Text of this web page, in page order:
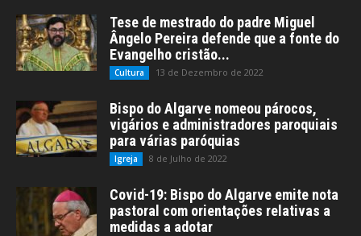
Tese de mestrado do padre Miguel
Ângelo Pereira defende que a fonte do
Evangelho cristão...
Cultura 13 de Dezembro de 2022
Bispo do Algarve nomeou párocos,
vigários e administradores paroquiais
para várias paróquias
Igreja 8 de Julho de 2022
Covid-19: Bispo do Algarve emite nota
pastoral com orientações relativas a
medidas a adotar